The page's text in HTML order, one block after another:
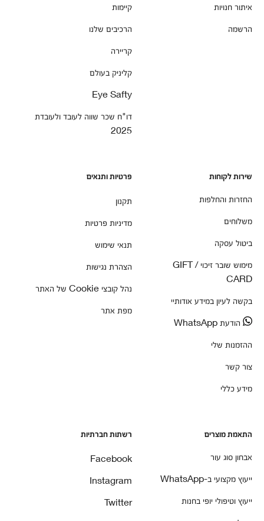
איתור חנויות
הרשמה
קיימות
הרכיבים שלנו
קריירה
קליניק בעולם
Eye Safty
דו"ח שכר שווה לעובד ולעובדת
2025
שירות לקוחות
החזרות והחלפות
משלוחים
ביטול עסקה
מימוש שובר זיכוי / GIFT
CARD
בקשה לעיון במידע אודותיי
הודעת WhatsApp
ההזמנות שלי
צור קשר
מידע כללי
פרטיות ותנאים
תקנון
מדיניות פרטיות
תנאי שימוש
הצהרת נגישות
נהל קובצי Cookie של האתר
מפת אתר
התאמת מוצרים
אבחון סוג עור
ייעוץ מקצועי ב-WhatsApp
ייעוץ וטיפולי יופי בחנות
רשתות חברתיות
Facebook
Instagram
Twitter